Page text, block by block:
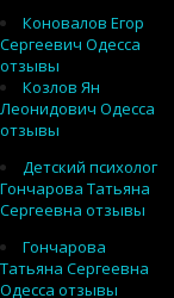
Коновалов Егор
Сергеевич Одесса
отзывы
Козлов Ян
Леонидович Одесса
отзывы
Детский психолог
Гончарова Татьяна
Сергеевна отзывы
Гончарова
Татьяна Сергеевна
Одесса отзывы